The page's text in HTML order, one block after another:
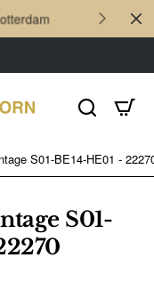
S01-
S01-BE14-HE01 -